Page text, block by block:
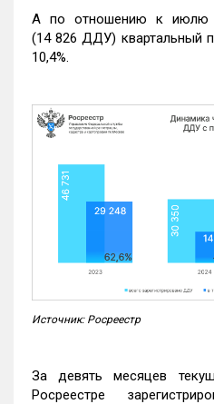
А по отношению к июлю
(14 826 ДДУ) квартальный
10,4%.
Источник: Росреестр
За девять месяцев
Росреестре